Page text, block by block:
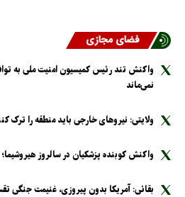
فضای مجازی
واکنش تند رئیس کمیسیون امنیت ملی به
نمی‌ماند
ولایتی: نیرو‌های خارجی باید منطقه را ترک
واکنش کوبنده پزشکیان در سالروز
بقائی: آمریکا بدون پیروزی، غنیمت جنگی